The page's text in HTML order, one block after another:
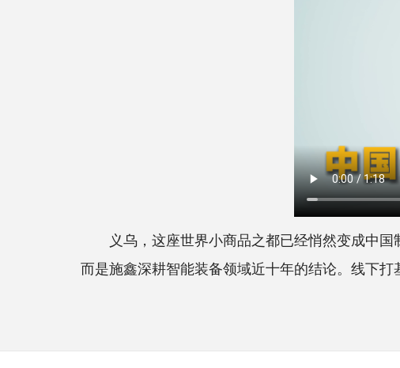
义乌，这座世界小商品之都已经悄然变成中国
而是施鑫深耕智能装备领域近十年的结论。线下